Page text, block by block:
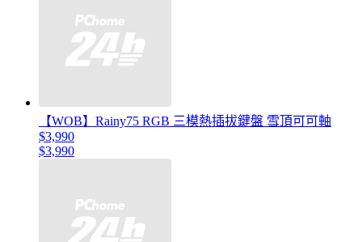
【WOB】Rainy75 RGB 三模熱插拔鍵盤 雪頂可可軸
$3,990
$3,990